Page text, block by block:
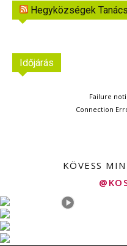
Hegyközségek
Időjárás
Failure
Connection
KÖVESS